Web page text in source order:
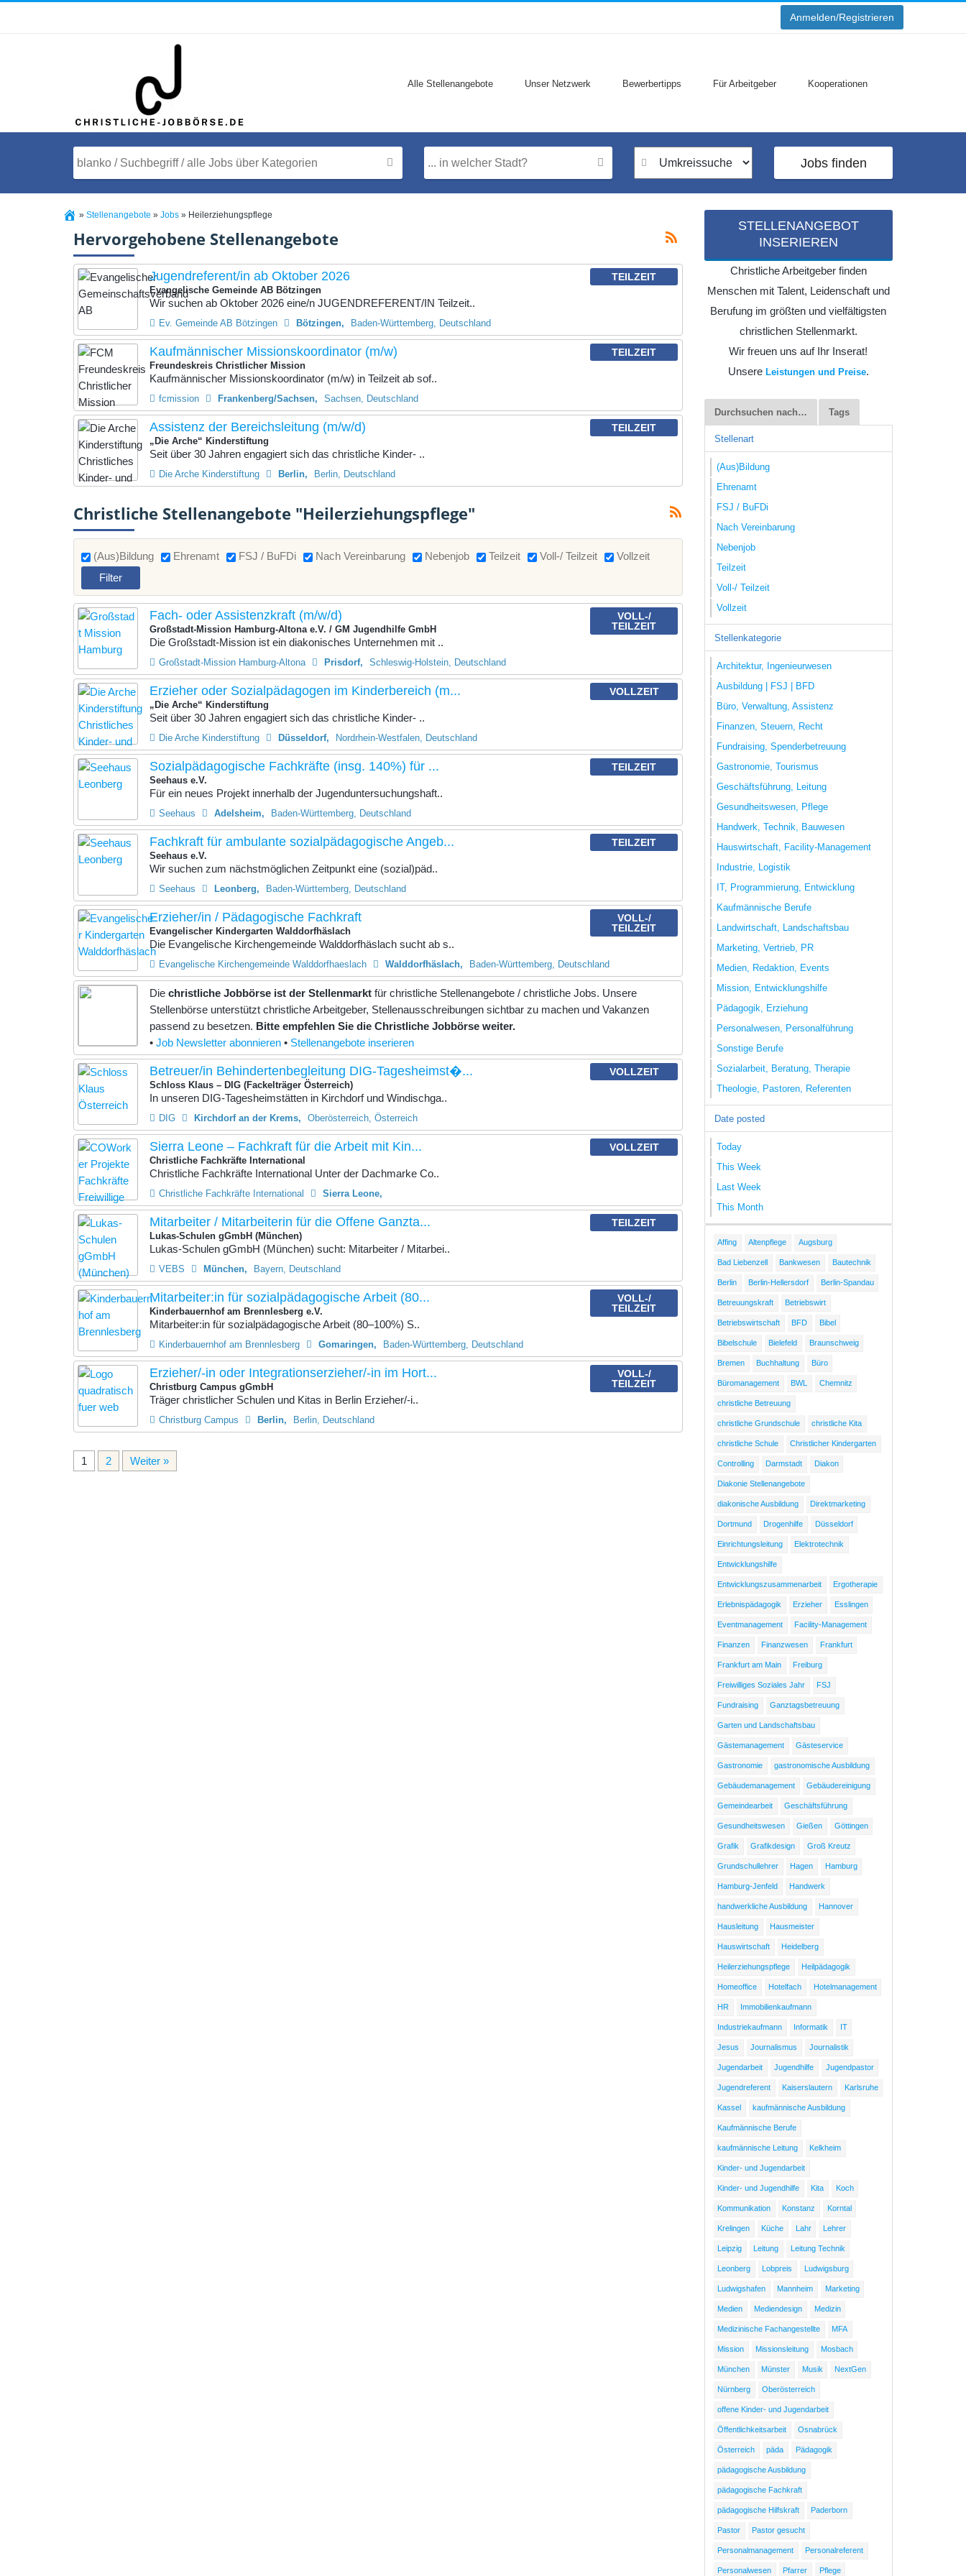
Anmelden/Registrieren
Alle Stellenangebote Unser Netzwerk Bewerbertipps Für Arbeitgeber Kooperationen
Jobs finden
» Stellenangebote » Jobs » Heilerziehungspflege
Hervorgehobene Stellenangebote
Jugendreferent/in ab Oktober 2026
Evangelische Gemeinde AB Bötzingen
TEILZEIT
Wir suchen ab Oktober 2026 eine/n JUGENDREFERENT/IN Teilzeit..
Ev. Gemeinde AB Bötzingen Bötzingen Baden-Württemberg, Deutschland
Kaufmännischer Missionskoordinator (m/w)
Freundeskreis Christlicher Mission
TEILZEIT
Kaufmännischer Missionskoordinator (m/w) in Teilzeit ab sof..
fcmission Frankenberg/Sachsen Sachsen, Deutschland
Assistenz der Bereichsleitung (m/w/d)
„Die Arche“ Kinderstiftung
TEILZEIT
Seit über 30 Jahren engagiert sich das christliche Kinder- ..
Die Arche Kinderstiftung Berlin Berlin, Deutschland
Christliche Stellenangebote "Heilerziehungspflege"
(Aus)Bildung Ehrenamt FSJ / BuFDi Nach Vereinbarung Nebenjob Teilzeit Voll-/ Teilzeit Vollzeit
Fach- oder Assistenzkraft (m/w/d)
Großstadt-Mission Hamburg-Altona e.V. / GM Jugendhilfe GmbH
VOLL-/
TEILZEIT
Die Großstadt-Mission ist ein diakonisches Unternehmen mit ..
Großstadt-Mission Hamburg-Altona Prisdorf Schleswig-Holstein, Deutschland
Erzieher oder Sozialpädagogen im Kinderbereich (m...
„Die Arche“ Kinderstiftung
VOLLZEIT
Seit über 30 Jahren engagiert sich das christliche Kinder- ..
Die Arche Kinderstiftung Düsseldorf Nordrhein-Westfalen, Deutschland
Sozialpädagogische Fachkräfte (insg. 140%) für ...
Seehaus e.V.
TEILZEIT
Für ein neues Projekt innerhalb der Jugenduntersuchungshaft..
Seehaus Adelsheim Baden-Württemberg, Deutschland
Fachkraft für ambulante sozialpädagogische Angeb...
Seehaus e.V.
TEILZEIT
Wir suchen zum nächstmöglichen Zeitpunkt eine (sozial)päd..
Seehaus Leonberg Baden-Württemberg, Deutschland
Erzieher/in / Pädagogische Fachkraft
Evangelischer Kindergarten Walddorfhäslach
VOLL-/
TEILZEIT
Die Evangelische Kirchengemeinde Walddorfhäslach sucht ab s..
Evangelische Kirchengemeinde Walddorfhaeslach Walddorfhäslach Baden-Württemberg, Deutschland
Diechristliche Jobbörse ist der Stellenmarktfür christliche Stellenangebote / christliche Jobs. Unsere
Stellenbörse unterstützt christliche Arbeitgeber, Stellenausschreibungen sichtbar zu machen und Vakanzen
passend zu besetzen. Bitte empfehlen Sie die Christliche Jobbörse weiter.
•Job Newsletter abonnieren • Stellenangebote inserieren
Betreuer/in Behindertenbegleitung DIG-Tagesheimst�...
Schloss Klaus – DIG (Fackelträger Österreich)
VOLLZEIT
In unseren DIG-Tagesheimstätten in Kirchdorf und Windischga..
DIG Kirchdorf an der Krems Oberösterreich, Österreich
Sierra Leone – Fachkraft für die Arbeit mit Kin...
Christliche Fachkräfte International
VOLLZEIT
Christliche Fachkräfte International Unter der Dachmarke Co..
Christliche Fachkräfte International Sierra Leone
Mitarbeiter / Mitarbeiterin für die Offene Ganzta...
Lukas-Schulen gGmbH (München)
TEILZEIT
Lukas-Schulen gGmbH (München) sucht: Mitarbeiter / Mitarbei..
VEBS München Bayern, Deutschland
Mitarbeiter:in für sozialpädagogische Arbeit (80...
Kinderbauernhof am Brennlesberg e.V.
VOLL-/
TEILZEIT
Mitarbeiter:in für sozialpädagogische Arbeit (80–100%) S..
Kinderbauernhof am Brennlesberg Gomaringen Baden-Württemberg, Deutschland
Erzieher/-in oder Integrationserzieher/-in im Hort...
Christburg Campus gGmbH
VOLL-/
TEILZEIT
Träger christlicher Schulen und Kitas in Berlin Erzieher/-i..
Christburg Campus Berlin Berlin, Deutschland
1 2 Weiter »
STELLENANGEBOT
INSERIEREN
Christliche Arbeitgeber finden
Menschen mit Talent, Leidenschaft und
Berufung im größten und vielfältigsten
christlichen Stellenmarkt.
Wir freuen uns auf Ihr Inserat!
Unsere Leistungen und Preise.
Durchsuchen nach… Tags
Stellenart
(Aus)Bildung
Ehrenamt
FSJ / BuFDi
Nach Vereinbarung
Nebenjob
Teilzeit
Voll-/ Teilzeit
Vollzeit
Stellenkategorie
Architektur, Ingenieurwesen
Ausbildung | FSJ | BFD
Büro, Verwaltung, Assistenz
Finanzen, Steuern, Recht
Fundraising, Spenderbetreuung
Gastronomie, Tourismus
Geschäftsführung, Leitung
Gesundheitswesen, Pflege
Handwerk, Technik, Bauwesen
Hauswirtschaft, Facility-Management
Industrie, Logistik
IT, Programmierung, Entwicklung
Kaufmännische Berufe
Landwirtschaft, Landschaftsbau
Marketing, Vertrieb, PR
Medien, Redaktion, Events
Mission, Entwicklungshilfe
Pädagogik, Erziehung
Personalwesen, Personalführung
Sonstige Berufe
Sozialarbeit, Beratung, Therapie
Theologie, Pastoren, Referenten
Date posted
Today
This Week
Last Week
This Month
Affing Altenpflege Augsburg
Bad Liebenzell Bankwesen Bautechnik
Berlin Berlin-Hellersdorf Berlin-Spandau
Betreuungskraft Betriebswirt
Betriebswirtschaft BFD Bibel
Bibelschule Bielefeld Braunschweig
Bremen Buchhaltung Büro
Büromanagement BWL Chemnitz
christliche Betreuung
christliche Grundschule christliche Kita
christliche Schule Christlicher Kindergarten
Controlling Darmstadt Diakon
Diakonie Stellenangebote
diakonische Ausbildung Direktmarketing
Dortmund Drogenhilfe Düsseldorf
Einrichtungsleitung Elektrotechnik
Entwicklungshilfe
Entwicklungszusammenarbeit Ergotherapie
Erlebnispädagogik Erzieher Esslingen
Eventmanagement Facility-Management
Finanzen Finanzwesen Frankfurt
Frankfurt am Main Freiburg
Freiwilliges Soziales Jahr FSJ
Fundraising Ganztagsbetreuung
Garten und Landschaftsbau
Gästemanagement Gästeservice
Gastronomie gastronomische Ausbildung
Gebäudemanagement Gebäudereinigung
Gemeindearbeit Geschäftsführung
Gesundheitswesen Gießen Göttingen
Grafik Grafikdesign Groß Kreutz
Grundschullehrer Hagen Hamburg
Hamburg-Jenfeld Handwerk
handwerkliche Ausbildung Hannover
Hausleitung Hausmeister
Hauswirtschaft Heidelberg
Heilerziehungspflege Heilpädagogik
Homeoffice Hotelfach Hotelmanagement
HR Immobilienkaufmann
Industriekaufmann Informatik IT
Jesus Journalismus Journalistik
Jugendarbeit Jugendhilfe Jugendpastor
Jugendreferent Kaiserslautern Karlsruhe
Kassel kaufmännische Ausbildung
Kaufmännische Berufe
kaufmännische Leitung Kelkheim
Kinder- und Jugendarbeit
Kinder- und Jugendhilfe Kita Koch
Kommunikation Konstanz Korntal
Krelingen Küche Lahr Lehrer
Leipzig Leitung Leitung Technik
Leonberg Lobpreis Ludwigsburg
Ludwigshafen Mannheim Marketing
Medien Mediendesign Medizin
Medizinische Fachangestellte MFA
Mission Missionsleitung Mosbach
München Münster Musik NextGen
Nürnberg Oberösterreich
offene Kinder- und Jugendarbeit
Öffentlichkeitsarbeit Osnabrück
Österreich päda Pädagogik
pädagogische Ausbildung
pädagogische Fachkraft
pädagogische Hilfskraft Paderborn
Pastor Pastor gesucht
Personalmanagement Personalreferent
Personalwesen Pfarrer Pflege